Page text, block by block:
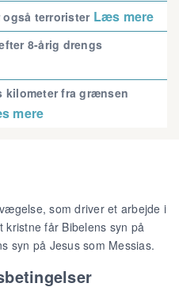
terrorister Læs mere
8-årig drengs
kilometer fra grænsen
mere
som driver et arbejde i
kristne får Bibelens syn på
syn på Jesus som Messias.